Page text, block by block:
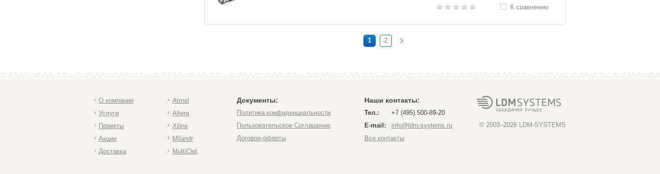
К сравнению
1 2
О компании
Услуги
Проекты
Акции
Доставка
Atmel
Altera
Xilinx
Milandr
MultiClet
Документы:
Политика конфиденциальности
Пользовательское Соглашение
Договор-оферты
Наши контакты:
Тел.:
+7 (495) 500-89-20
E-mail:
info@ldm-systems.ru
Все контакты
© 2003–2026 LDM-SYSTEMS